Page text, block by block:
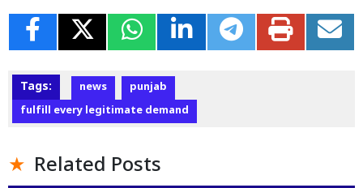
Tags: news
punjab
fulfill every legitimate demand
Related Posts